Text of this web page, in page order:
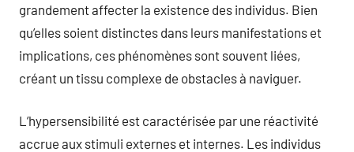
grandement affecter la existence des individus. Bien
qu’elles soient distinctes dans leurs manifestations et
implications, ces phénomènes sont souvent liées,
créant un tissu complexe de obstacles à naviguer.
L’hypersensibilité est caractérisée par une réactivité
accrue aux stimuli externes et internes. Les individus